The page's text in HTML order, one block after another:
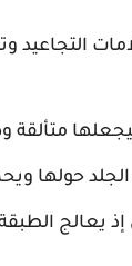
التجاعيد
متألقة
حولها
يعالج